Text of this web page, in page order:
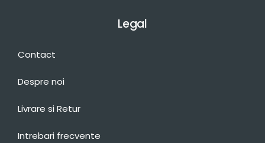
Legal
Contact
Despre noi
Livrare si Retur
Intrebari frecvente